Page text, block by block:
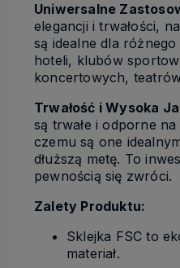
Uniwersalne
elegancji i trwałości,
są idealne dla
hoteli, klubów
koncertowych,
Trwałość i Wysoka
są trwałe i odporne
czemu są one
dłuższą metę. To
pewnością się zwróci.
Zalety Produktu:
Sklejka FSC to
materiał.